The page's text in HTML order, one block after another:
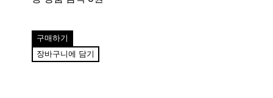
구매하기
장바구니에 담기